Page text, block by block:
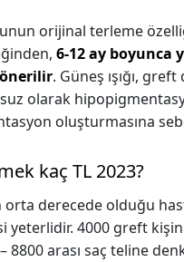
orijinal terleme
6-12 ay boyunca
. Güneş ışığı,
olarak
oluşturmasına
kaç TL 2023?
orta derecede olduğu
yeterlidir. 4000 greft
8800 arası saç teline